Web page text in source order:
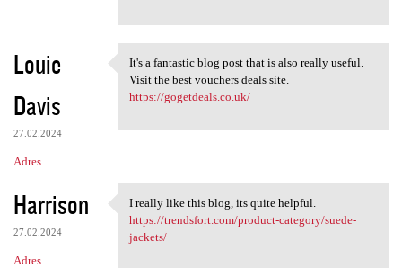
Louie
Davis
27.02.2024
Adres
It's a fantastic blog post
It's a fantastic blog post that is also really useful.
Visit the best vouchers deals site.
https://gogetdeals.co.uk/
Harrison
27.02.2024
Adres
I really like this blog, its
I really like this blog, its quite helpful.
https://trendsfort.com/product-category/suede-
jackets/